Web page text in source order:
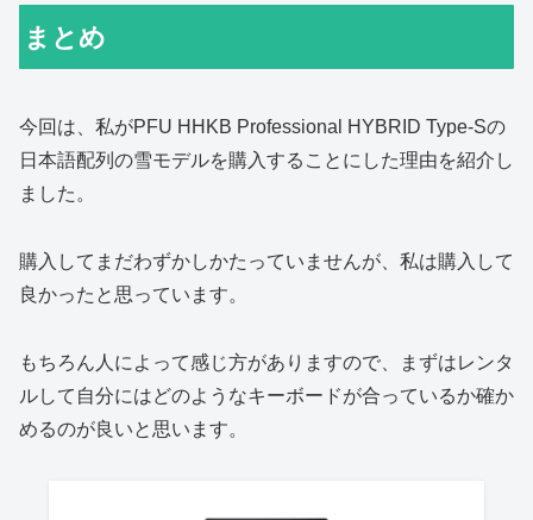
まとめ
今回は、私がPFU HHKB Professional HYBRID Type-Sの
日本語配列の雪モデルを購入することにした理由を紹介し
ました。
購入してまだわずかしかたっていませんが、私は購入して
良かったと思っています。
もちろん人によって感じ方がありますので、まずはレンタ
ルして自分にはどのようなキーボードが合っているか確か
めるのが良いと思います。